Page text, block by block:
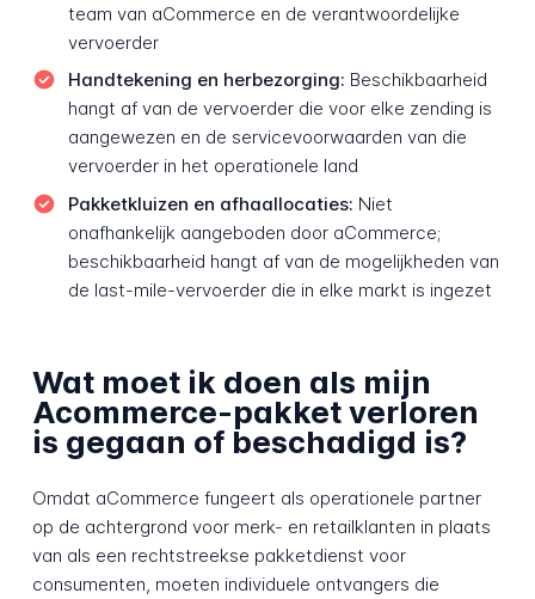
team van aCommerce en de verantwoordelijke
vervoerder
Handtekening en herbezorging: Beschikbaarheid
hangt af van de vervoerder die voor elke zending is
aangewezen en de servicevoorwaarden van die
vervoerder in het operationele land
Pakketkluizen en afhaallocaties: Niet
onafhankelijk aangeboden door aCommerce;
beschikbaarheid hangt af van de mogelijkheden van
de last-mile-vervoerder die in elke markt is ingezet
Wat moet ik doen als mijn
Acommerce-pakket verloren
is gegaan of beschadigd is?
Omdat aCommerce fungeert als operationele partner
op de achtergrond voor merk- en retailklanten in plaats
van als een rechtstreekse pakketdienst voor
consumenten, moeten individuele ontvangers die